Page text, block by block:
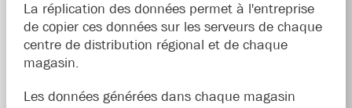
La réplication des données permet à l'entreprise
de copier ces données sur les serveurs de chaque
centre de distribution régional et de chaque
magasin.
Les données générées dans chaque magasin